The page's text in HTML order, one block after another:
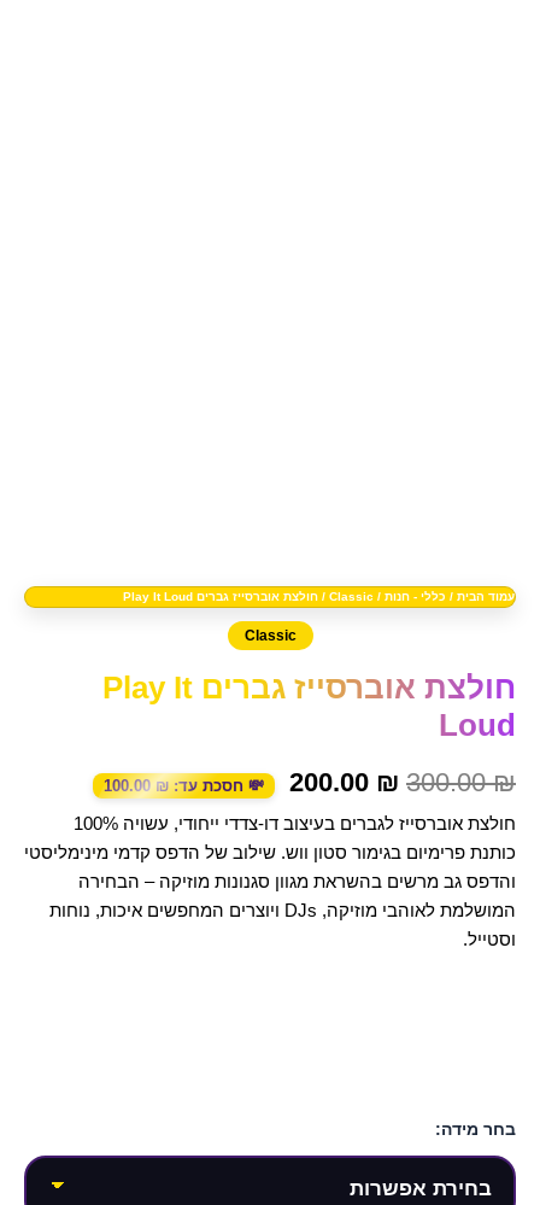
עמוד הבית / כללי - חנות /
Classic / חולצת אוברסייז גברים Play It Loud
Classic
חולצת אוברסייז גברים Play It
Loud
300.00₪
200.00 ₪ 💸 חסכת עד: 100.00 ₪
חולצת אוברסייז לגברים בעיצוב דו-צדדי ייחודי, עשויה 100%
כותנת פרימיום בגימור סטון ווש. שילוב של הדפס קדמי מינימליסטי
והדפס גב מרשים בהשראת מגוון סגנונות מוזיקה – הבחירה
המושלמת לאוהבי מוזיקה, DJs ויוצרים המחפשים איכות, נוחות
וסטייל.
בחר מידה: